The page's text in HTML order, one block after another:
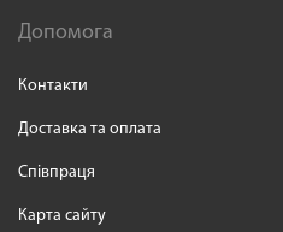
Допомога
Контакти
Доставка та оплата
Співпраця
Карта сайту